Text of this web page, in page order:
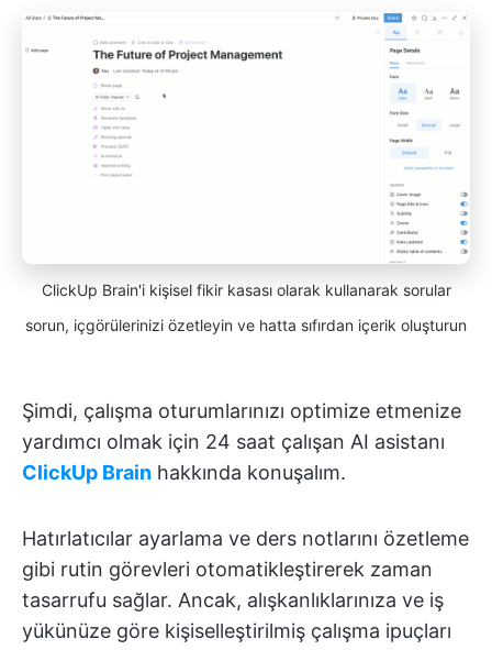
ClickUp Brain'i kişisel fikir kasası olarak kullanarak sorular
sorun, içgörülerinizi özetleyin ve hatta sıfırdan içerik oluşturun
Şimdi, çalışma oturumlarınızı optimize etmenize
yardımcı olmak için 24 saat çalışan AI asistanı
ClickUp Brain hakkında konuşalım.
Hatırlatıcılar ayarlama ve ders notlarını özetleme
gibi rutin görevleri otomatikleştirerek zaman
tasarrufu sağlar. Ancak, alışkanlıklarınıza ve iş
yükünüze göre kişiselleştirilmiş çalışma ipuçları